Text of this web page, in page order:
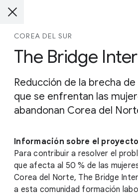
COREA DEL SUR
The Bridge
Reducción de la brecha
que se enfrentan las
abandonan Corea del
Información sobre el
Para contribuir a resolver el
que afecta al 50 % de las
Corea del Norte, The Bridge
a esta comunidad formación